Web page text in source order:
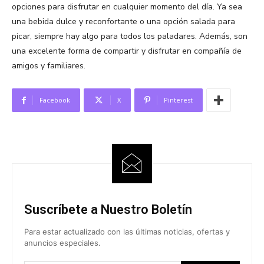
opciones para disfrutar en cualquier momento del día. Ya sea
una bebida dulce y reconfortante o una opción salada para
picar, siempre hay algo para todos los paladares. Además, son
una excelente forma de compartir y disfrutar en compañía de
amigos y familiares.
Facebook X Pinterest
Suscríbete a Nuestro Boletín
Para estar actualizado con las últimas noticias, ofertas y
anuncios especiales.